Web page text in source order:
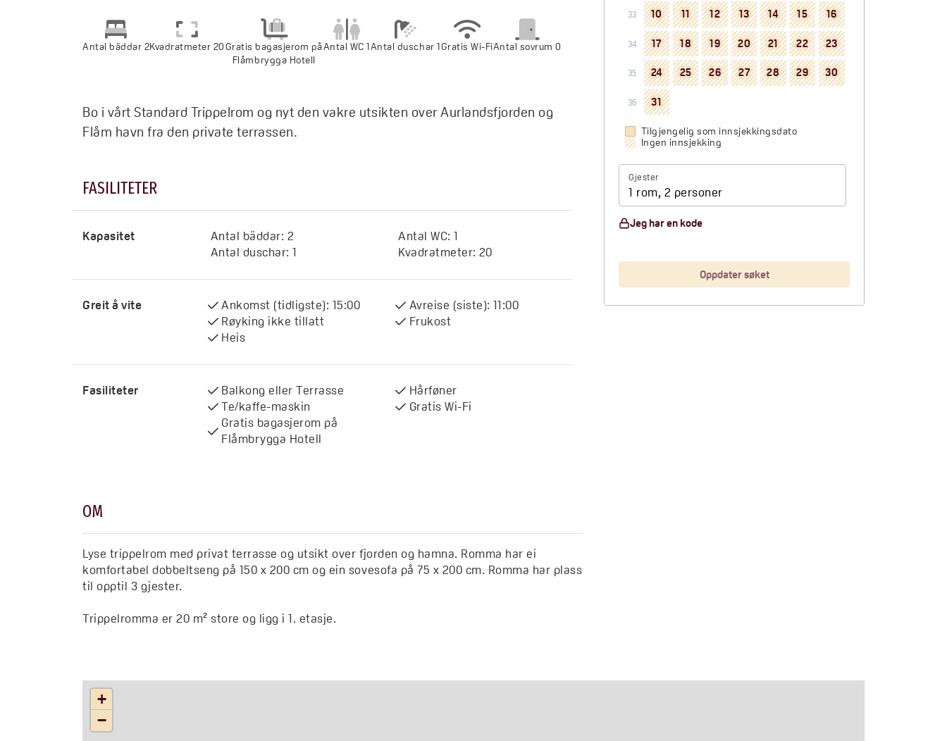
Antal bäddar 2Kvadratmeter 20Gratis bagasjerom på
Flåmbrygga Hotell
Antal WC 1Antal duschar 1Gratis Wi-FiAntal sovrum 0
Bo i vårt Standard Trippelrom og nyt den vakre utsikten over Aurlandsfjorden og
FASILITETER
Kapasitet Antal bäddar: 2 Antal WC: 1
Antal duschar: 1 Kvadratmeter: 20
Greit å vite Ankomst (tidligste): 15:00 Avreise (siste): 11:00
Røyking ikke tillatt
Frukost
Heis
Fasiliteter Balkong eller Terrasse
Hårføner
Te/kaffe-maskin
Gratis Wi-Fi
Gratis bagasjerom på
Flåmbrygga Hotell
OM
Lyse trippelrom med privat terrasse og utsikt over fjorden og hamna. Romma har ei
komfortabel dobbeltseng på 150 x 200 cm og ein sovesofa på 75 x 200 cm. Romma har plass
til opptil 3 gjester.
Trippelromma er 20 m² store og ligg i 1. etasje.
33 10 11 12 13 14 15 16
34 17 18 19 20 21 22 23
35 24 25 26 27 28 29 30
36 31
Tilgjengelig som innsjekkingsdato
Ingen innsjekking
Gjester
1 rom, 2 personer
Jeg har en kode
Oppdater søket
+
−